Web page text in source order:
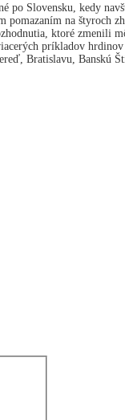
po Slovensku, kedy
pomazaním na štyroch
ktoré zmenili
príkladov
Bratislavu, Banskú